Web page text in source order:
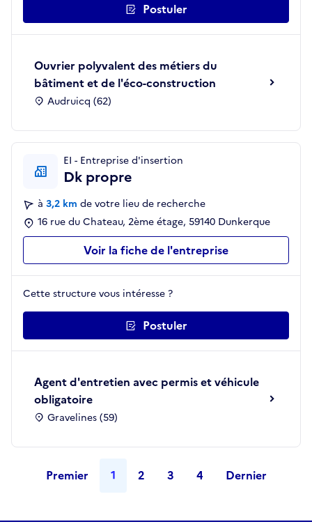
Postuler
Ouvrier polyvalent des métiers du
bâtiment et de l'éco-construction
Audruicq (62)
EI - Entreprise d'insertion
Dk propre
à 3,2 km de votre lieu de recherche
16 rue du Chateau, 2ème étage, 59140 Dunkerque
Voir la fiche de l'entreprise
Cette structure vous intéresse ?
Postuler
Agent d'entretien avec permis et véhicule
obligatoire
Gravelines (59)
Premier 1 2 3 4 Dernier